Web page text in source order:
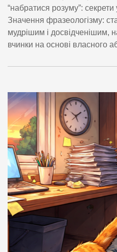
“набратися розуму”: секрети
Значення фразеологізму:
мудрішим і досвідченішим,
вчинки на основі власного